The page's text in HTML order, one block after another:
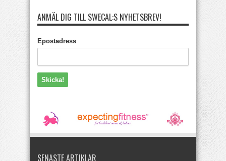
ANMÄL DIG TILL SWECAL:S NYHETSBREV!
Epostadress
SENASTE ARTIKLAR